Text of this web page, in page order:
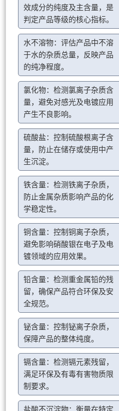
效成分的纯度及主含量，是
判定产品等级的核心指标。
水不溶物：评估产品中不溶
于水的杂质总量，反映产品
的纯净程度。
氯化物：检测氯离子杂质含
量，避免对感光及电镀应用
产生不良影响。
硫酸盐：控制硫酸根离子含
量，防止在储存或使用中产
生沉淀。
铁含量：检测铁离子杂质，
防止金属杂质影响产品的化
学稳定性。
铜含量：控制铜离子杂质，
避免影响硝酸银在电子及电
镀领域的应用效果。
铅含量：检测重金属铅的残
留，确保产品符合环保及安
全规范。
铋含量：控制铋离子杂质，
保障产品的整体纯度。
镉含量：检测镉元素残留，
满足环保及有毒有害物质限
制要求。
盐酸不沉淀物：衡量在特定